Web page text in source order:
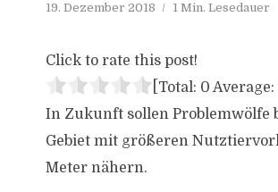
19. Dezember 2018 1 Min. Lesedauer
Click to rate this post!
[Total: 0 Average:
In Zukunft sollen Problemwölfe
Gebiet mit größeren
Meter nähern.